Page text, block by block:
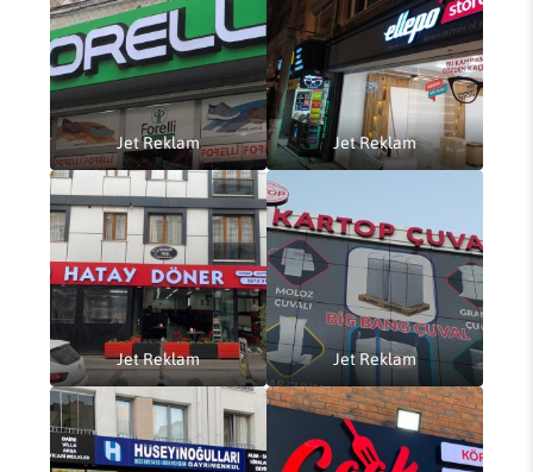
Jet Reklam Jet Reklam
Jet Reklam Jet Reklam